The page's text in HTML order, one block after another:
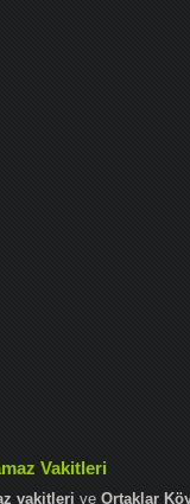
Vakitleri
vakitleri veOrtaklar